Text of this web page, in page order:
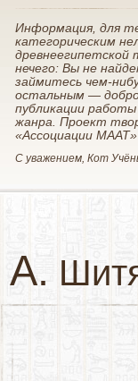
Информация, для
категорическим
древнеегипетской
нечего: Вы не
займитесь чем-
остальным —
публикации
жанра. Проект
«Ассоциации
С уважением, Кот
А.